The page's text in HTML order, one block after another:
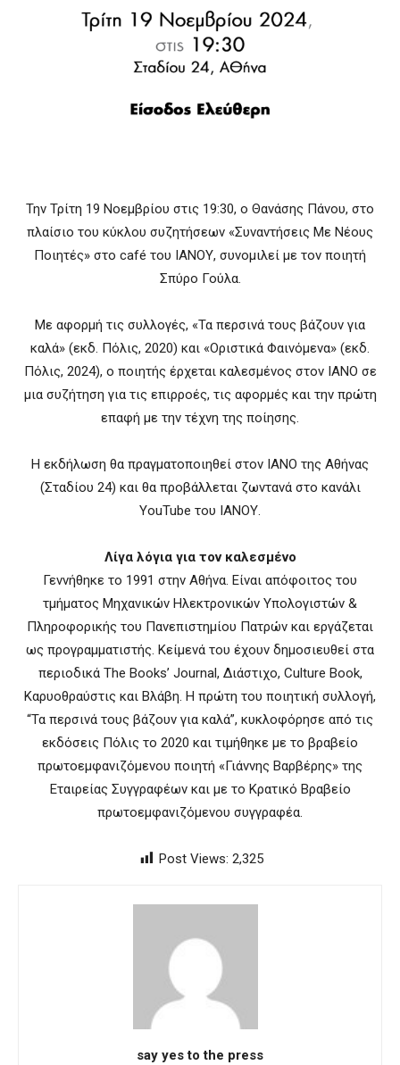
Την Τρίτη 19 Νοεμβρίου στις 19:30, ο Θανάσης Πάνου, στο
πλαίσιο του κύκλου συζητήσεων «Συναντήσεις Με Νέους
Ποιητές» στο café του ΙΑΝΟΥ, συνομιλεί με τον ποιητή
Σπύρο Γούλα.
Με αφορμή τις συλλογές, «Τα περσινά τους βάζουν για
καλά» (εκδ. Πόλις, 2020) και «Οριστικά Φαινόμενα» (εκδ.
Πόλις, 2024), ο ποιητής έρχεται καλεσμένος στον ΙΑΝΟ σε
μια συζήτηση για τις επιρροές, τις αφορμές και την πρώτη
επαφή με την τέχνη της ποίησης.
Η εκδήλωση θα πραγματοποιηθεί στον ΙΑΝΟ της Αθήνας
(Σταδίου 24) και θα προβάλλεται ζωντανά στο κανάλι
YouTube του ΙΑΝΟΥ.
Λίγα λόγια για τον καλεσμένο
Γεννήθηκε το 1991 στην Αθήνα. Είναι απόφοιτος του
τμήματος Μηχανικών Ηλεκτρονικών Υπολογιστών &
Πληροφορικής του Πανεπιστημίου Πατρών και εργάζεται
ως προγραμματιστής. Κείμενά του έχουν δημοσιευθεί στα
περιοδικά The Books’ Journal, Διάστιχο, Culture Book,
Καρυοθραύστις και Βλάβη. Η πρώτη του ποιητική συλλογή,
“Τα περσινά τους βάζουν για καλά”, κυκλοφόρησε από τις
εκδόσεις Πόλις το 2020 και τιμήθηκε με το βραβείο
πρωτοεμφανιζόμενου ποιητή «Γιάννης Βαρβέρης» της
Εταιρείας Συγγραφέων και με το Κρατικό Βραβείο
πρωτοεμφανιζόμενου συγγραφέα.
Post Views: 2,325
say yes to the press